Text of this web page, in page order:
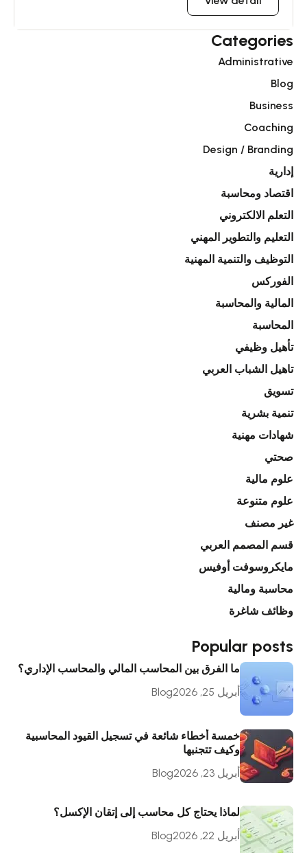
Categories
Administrative
Blog
Business
Coaching
Design / Branding
إدارية
اقتصاد ومحاسبة
التعلم الالكتروني
التعليم والتطوير المهني
التوظيف والتنمية المهنية
الفوركس
المالية والمحاسبة
المحاسبة
تأهيل وظيفي
تاهيل الشباب العربي
تسويق
تنمية بشرية
شهادات مهنية
صحتي
علوم مالية
علوم متنوعة
غير مصنف
قسم المصمم العربي
مايكروسوفت أوفيس
محاسبة ومالية
وظائف شاغرة
Popular posts
ما الفرق بين المحاسب المالي والمحاسب الإداري؟
أبريل 25, 2026
Blog
خمسة أخطاء شائعة في تسجيل القيود المحاسبية
وكيف تتجنبها
أبريل 23, 2026
Blog
لماذا يحتاج كل محاسب إلى إتقان الإكسل؟
أبريل 22, 2026
Blog